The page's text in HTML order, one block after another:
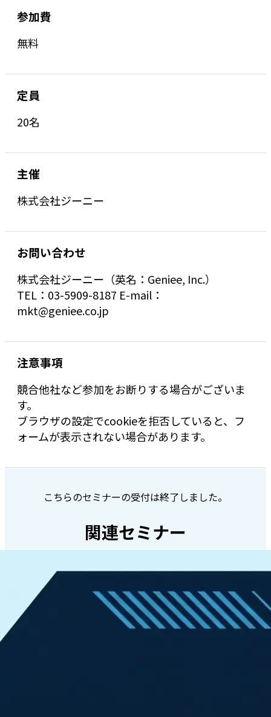
参加費
無料
定員
20名
主催
株式会社ジーニー
お問い合わせ
株式会社ジーニー（英名：Geniee, Inc.）
TEL：03-5909-8187 E-mail：
mkt@geniee.co.jp
注意事項
競合他社など参加をお断りする場合がございま
す。
ブラウザの設定でcookieを拒否していると、フ
ォームが表示されない場合があります。
こちらのセミナーの受付は終了しました。
関連セミナー